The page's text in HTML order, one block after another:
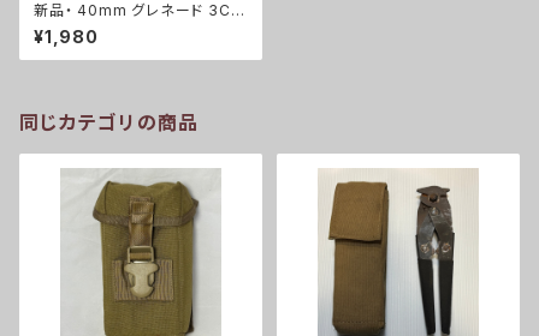
新品・ 40mm グレネード 3Cカ
ラー シングルポーチ(A0095)
¥1,980
同じカテゴリの商品